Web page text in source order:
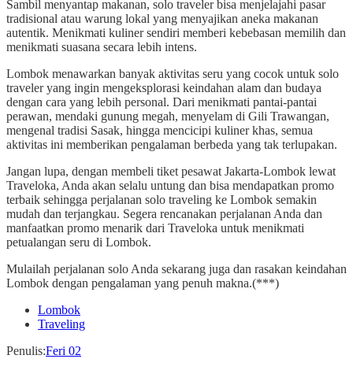
Sambil menyantap makanan, solo traveler bisa menjelajahi pasar
tradisional atau warung lokal yang menyajikan aneka makanan
autentik. Menikmati kuliner sendiri memberi kebebasan memilih dan
menikmati suasana secara lebih intens.
Lombok menawarkan banyak aktivitas seru yang cocok untuk solo
traveler yang ingin mengeksplorasi keindahan alam dan budaya
dengan cara yang lebih personal. Dari menikmati pantai-pantai
perawan, mendaki gunung megah, menyelam di Gili Trawangan,
mengenal tradisi Sasak, hingga mencicipi kuliner khas, semua
aktivitas ini memberikan pengalaman berbeda yang tak terlupakan.
Jangan lupa, dengan membeli tiket pesawat Jakarta-Lombok lewat
Traveloka, Anda akan selalu untung dan bisa mendapatkan promo
terbaik sehingga perjalanan solo traveling ke Lombok semakin
mudah dan terjangkau. Segera rencanakan perjalanan Anda dan
manfaatkan promo menarik dari Traveloka untuk menikmati
petualangan seru di Lombok.
Mulailah perjalanan solo Anda sekarang juga dan rasakan keindahan
Lombok dengan pengalaman yang penuh makna.(***)
Lombok
Traveling
Penulis:Feri 02